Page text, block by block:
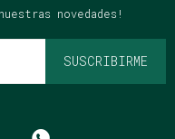
novedades!
SUSCRIBIRME